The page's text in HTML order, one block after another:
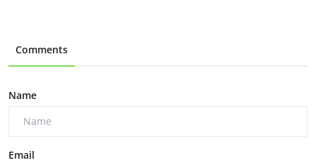
Comments
Name
Email